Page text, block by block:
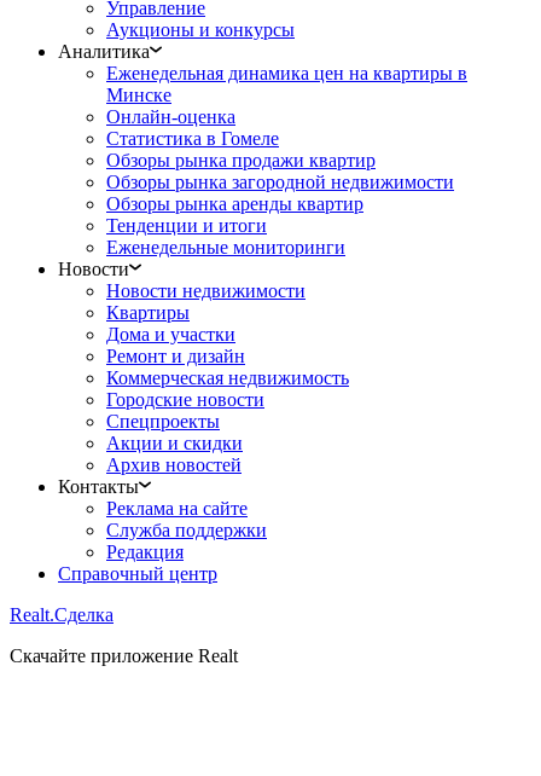
Управление
Аукционы и конкурсы
Аналитика
Еженедельная динамика цен на квартиры в
Минске
Онлайн-оценка
Статистика в Гомеле
Обзоры рынка продажи квартир
Обзоры рынка загородной недвижимости
Обзоры рынка аренды квартир
Тенденции и итоги
Еженедельные мониторинги
Новости
Новости недвижимости
Квартиры
Дома и участки
Ремонт и дизайн
Коммерческая недвижимость
Городские новости
Спецпроекты
Акции и скидки
Архив новостей
Контакты
Реклама на сайте
Служба поддержки
Редакция
Справочный центр
Realt.Сделка
Скачайте приложение Realt